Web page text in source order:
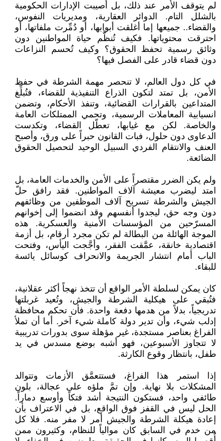
لم يتوقف الأمر عند ذلك، بل أصيبت الإدارات الحكومية
بالشلل التام. الدوائر العقارية، ومديريات النفوس،
والقضاء.. جميعها إما أغلقت أبوابها، أو دُمِّرت ملفاتها، أو
احترقت محتوياتها. فكيف تُنظَّم حياة المواطنين دون
وثائق رسمية تحفظ الحقوق؟ وكيف تُحسم النزاعات
دون قضاء قادر على الفصل فيها؟
في كل دول العالم، لا تنحصر مهمة الشرطة في حفظ
الأمن، بل تمتد لتكون الذراع التنفيذية للقضاء، فتُبلِّغ
المتداعين بالقرارات القضائية، وتنفذ الأحكام، وتضمن
انسيابية المعاملات الرسمية، وتحمي الممتلكات العامة
والخاصة. لكن مع غيابها، تعطّل القضاء، وتكدست
الدعاوى دون حلول، فبات القانون حبراً على ورق، وأصبح
العنف والانتقام الفردي السبيل الوحيد لتحصيل الحقوق
الضائعة.
ولم يكن الضرر مقتصراً على الأمن والخدمات العامة، بل
امتد ليضرب معيشة آلاف المواطنين. فقد رافق حلّ
الجيش والشرطة تسريح آلاف الموظفين من وظائفهم
دون وجه حق، ليجدوا أنفسهم وقد انضموا إلى إخوانهم
المسرّحين من المؤسسات الأمنية والعسكرية. هذه
الموجة الهائلة من البطالة لم تكن مجرد أرقام، بل أزمة
اقتصادية خانقة، عمَّقت الفقر، وأجَّجت اليأس، وفتحت
الباب أمام انتشار الجريمة والانحراف كوسائل يائسة
للبقاء.
كان يمكن لسلطة الأمر الواقع أن تتخذ نهجاً أكثر عقلانية،
فتُبقي على هيكلية الشرطة والجيش، وتُعيد غربلتها
تدريجياً، بدلاً من هدمها دفعة واحدة. فأن تحكم محافظة
إدلب شيء، وأن تدير دولة كاملة شيء آخر. أما أن تملأ
الفراغ بعناصر مستجدة، غير مؤهلة سوى بدورات تدريبية
لا تتجاوز الأسبوعين، فهو أشبه بوضع مسدس في يد
طفل، بانتظار وقوع الكارثة.
إذا استمر هذا الفراغ، فستتعمَّق الأزمات وتتوالد
المشكلات بلا نهاية. وإن تمَّ ملؤه على عجالة، بلون
طائفي واحد، فستكون النتيجة أشد فتكاً وأوسع دماراً.
الحل ليس في القفز فوق الواقع، بل في الاعتراف بأن
إعادة هيكلة الشرطة والجيش أمر لا مفر منه. فلا كل
من خدم في السابق كان موالياً للنظام، وكثيرون ممن